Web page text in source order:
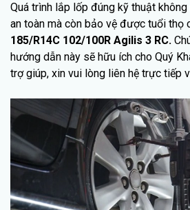
Quá trình lắp lốp đúng kỹ thuật
an toàn mà còn bảo vệ được tuổi thọ
185/R14C 102/100R Agilis 3 RC.
hướng dẫn này sẽ hữu ích cho Quý
trợ giúp, xin vui lòng liên hệ trực tiếp